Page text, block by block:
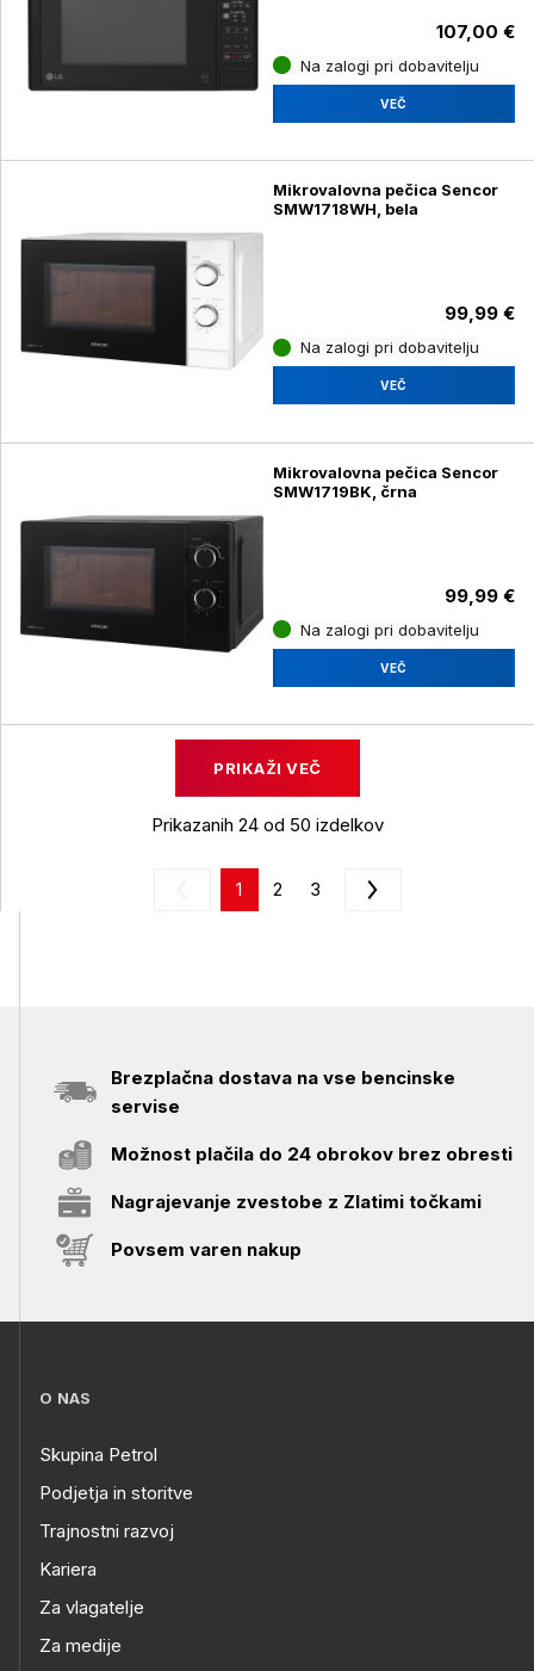
107,00 €
Na zalogi pri dobavitelju
VEČ
Mikrovalovna pečica Sencor
SMW1718WH, bela
99,99 €
Na zalogi pri dobavitelju
VEČ
Mikrovalovna pečica Sencor
SMW1719BK, črna
99,99 €
Na zalogi pri dobavitelju
VEČ
PRIKAŽI VEČ
Prikazanih 24 od 50 izdelkov
1 2 3
Brezplačna dostava na vse bencinske
servise
Možnost plačila do 24 obrokov brez obresti
Nagrajevanje zvestobe z Zlatimi točkami
Povsem varen nakup
O NAS
Skupina Petrol
Podjetja in storitve
Trajnostni razvoj
Kariera
Za vlagatelje
Za medije